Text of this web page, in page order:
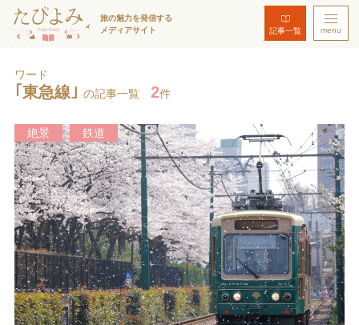
旅の魅力を発信する
メディアサイト
記事一覧 menu
ワード
｢東急線｣ の記事一覧 2件
絶景 鉄道